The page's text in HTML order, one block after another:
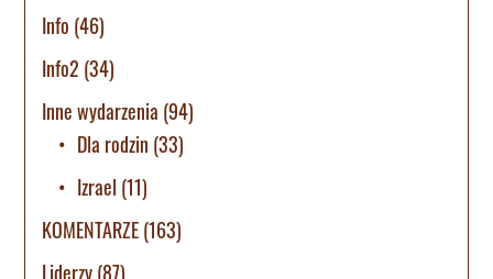
Info (46)
Info2 (34)
Inne wydarzenia (94)
Dla rodzin (33)
Izrael (11)
KOMENTARZE(163)
Liderzy(87)